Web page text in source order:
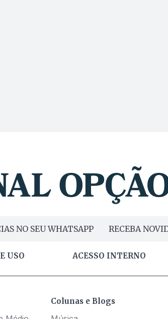
NO SEU WHATSAPP RECEBA
USO ACESSO INTERNO
Colunas e Blogs